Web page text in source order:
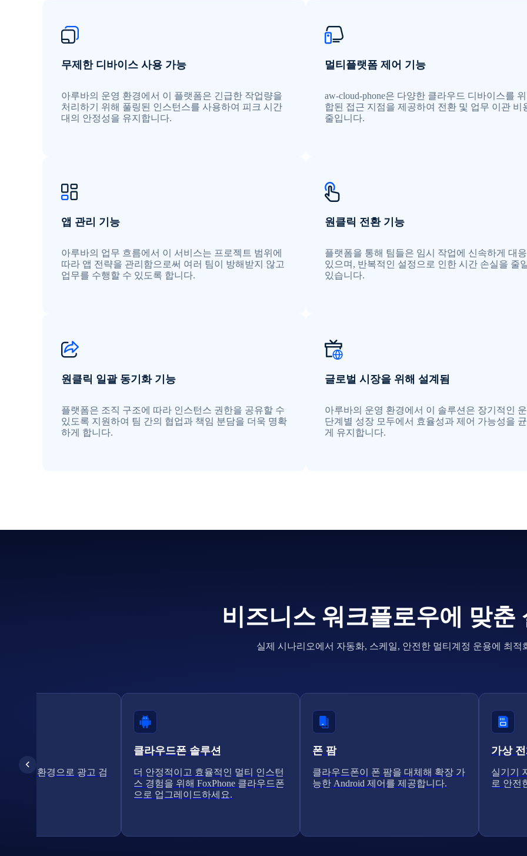
무제한 디바이스 사용 가능
아루바의 운영 환경에서 이 플랫폼은 긴급한 작업량을
처리하기 위해 풀링된 인스턴스를 사용하여 피크 시간
대의 안정성을 유지합니다.
멀티플랫폼 제어 기능
aw-cloud-phone은 다양한 클라우드 디바이스를
합된 접근 지점을 제공하여 전환 및 업무 이관 비
줄입니다.
앱 관리 기능
아루바의 업무 흐름에서 이 서비스는 프로젝트 범위에
따라 앱 전략을 관리함으로써 여러 팀이 방해받지 않고
업무를 수행할 수 있도록 합니다.
원클릭 전환 기능
플랫폼을 통해 팀들은 임시 작업에 신속하게 대
있으며, 반복적인 설정으로 인한 시간 손실을 줄
있습니다.
원클릭 일괄 동기화 기능
플랫폼은 조직 구조에 따라 인스턴스 권한을 공유할 수
있도록 지원하여 팀 간의 협업과 책임 분담을 더욱 명확
하게 합니다.
글로벌 시장을 위해 설계됨
아루바의 운영 환경에서 이 솔루션은 장기적인
단계별 성장 모두에서 효율성과 제어 가능성을
게 유지합니다.
비즈니스 워크플로우에 맞춘
실제 시나리오에서 자동화, 스케일, 안전한 멀티계정 운용에 최적
우드 폰 환경으로 광고 검
클라우드폰 솔루션
더 안정적이고 효율적인 멀티 인스턴
스 경험을 위해 FoxPhone 클라우드폰
으로 업그레이드하세요.
폰 팜
클라우드폰이 폰 팜을 대체해 확장 가
능한 Android 제어를 제공합니다.
가상
실기기
로 안전